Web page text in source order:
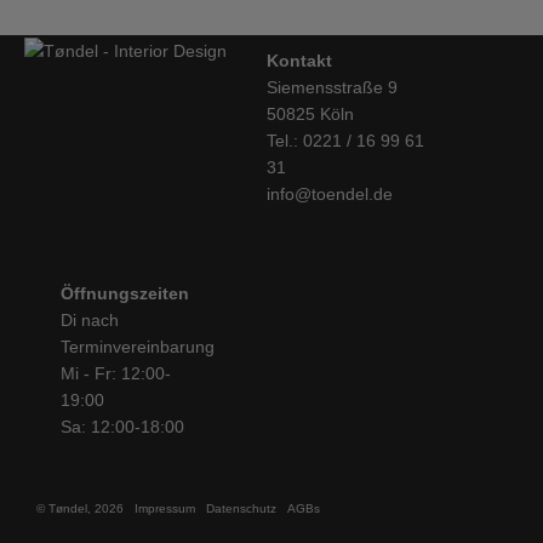
Kontakt
Siemensstraße 9
50825 Köln
Tel.: 0221 / 16 99 61
31
info@toendel.de
Öffnungszeiten
Di nach
Terminvereinbarung
Mi - Fr: 12:00-
19:00
Sa: 12:00-18:00
© Tøndel, 2026 Impressum Datenschutz AGBs